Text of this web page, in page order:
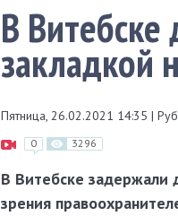
В Витебске
закладкой
Пятница, 26.02.2021 14:35 |
0 3296
В Витебске задержали
зрения